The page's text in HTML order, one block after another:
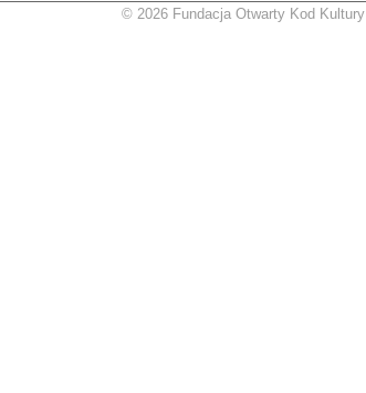
© 2026 Fundacja Otwarty Kod Kultury